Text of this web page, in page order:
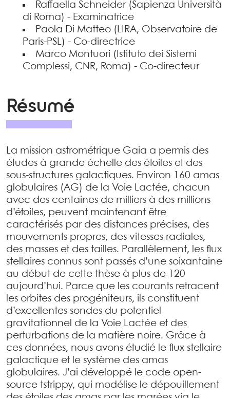
Raffaella Schneider (Sapienza Università
di Roma) - Examinatrice
Paola Di Matteo (LIRA, Observatoire de
Paris-PSL) - Co-directrice
Marco Montuori (Istituto dei Sistemi
Complessi, CNR, Roma) - Co-directeur
Résumé
La mission astrométrique Gaia a permis des
études à grande échelle des étoiles et des
sous-structures galactiques. Environ 160 amas
globulaires (AG) de la Voie Lactée, chacun
avec des centaines de milliers à des millions
d’étoiles, peuvent maintenant être
caractérisés par des distances précises, des
mouvements propres, des vitesses radiales,
des masses et des tailles. Parallèlement, les flux
stellaires connus sont passés d’une soixantaine
au début de cette thèse à plus de 120
aujourd’hui. Parce que les courants retracent
les orbites des progéniteurs, ils constituent
d’excellentes sondes du potentiel
gravitationnel de la Voie Lactée et des
perturbations de la matière noire. Grâce à
ces données, nous avons étudié le flux stellaire
galactique et le système des amas
globulaires. J’ai développé le code open-
source tstrippy, qui modélise le dépouillement